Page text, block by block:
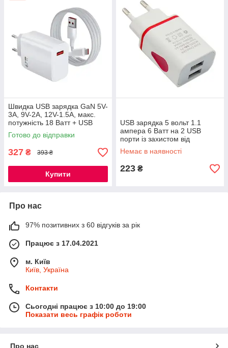
Швидка USB зарядка GaN 5V-
3A, 9V-2A, 12V-1.5A, макс.
потужність 18 Ватт + USB
кабель 1метр Nectronix TRG-
160
Готово до відправки
327 ₴ 393 ₴
Купити
USB зарядка 5 вольт 1.1
ампера 6 Ватт на 2 USB
порти із захистом від
перевантаження та
підсвіткою F5
Немає в наявності
223 ₴
Про нас
97% позитивних з 60 відгуків за рік
Працює з 17.04.2021
м. Київ
Київ, Україна
Контакти
Сьогодні працює з 10:00 до 19:00
Показати весь графік роботи
Про нас